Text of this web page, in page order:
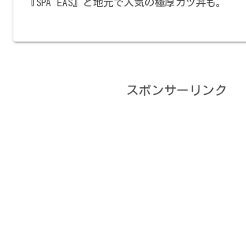
『SPA EAS』と地元で人気の極厚カツ丼も。
スポンサーリンク